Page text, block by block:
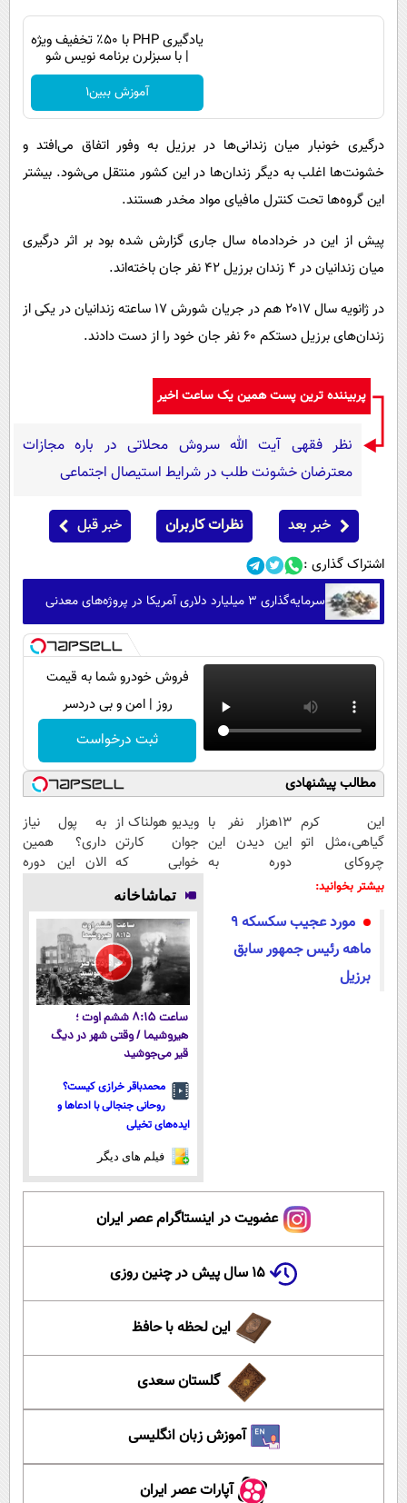
یادگیری PHP با ۵۰٪ تخفیف ویژه
| با سبزلرن برنامه نویس شو
آموزش ببین1
درگیری خونبار میان زندانی‌ها در برزیل به وفور اتفاق می‌افتد و
خشونت‌ها اغلب به دیگر زندان‌ها در این کشور منتقل می‌شود. بیشتر
این گروه‌ها تحت کنترل مافیای مواد مخدر هستند.
پیش از این در خردادماه سال جاری گزارش شده بود بر اثر درگیری
میان زندانیان در ۴ زندان برزیل ۴۲ نفر جان باخته‌اند.
در ژانویه سال ۲۰۱۷ هم در جریان شورش ۱۷ ساعته زندانیان در یکی از
زندان‌های برزیل دستکم ۶۰ نفر جان خود را از دست دادند.
پربیننده ترین پست همین یک ساعت اخیر
نظر فقهی آیت الله سروش محلاتی در باره مجازات
معترضان خشونت طلب در شرایط استیصال اجتماعی
خبر بعد نظرات کاربران خبر قبل
اشتراک گذاری :
سرمایه‌گذاری ۳ میلیارد دلاری آمریکا در پروژه‌های معدنی
فروش خودرو شما به قیمت
روز | امن و بی دردسر
ثبت درخواست
مطالب پیشنهادی
این کرم
گیاهی،مثل اتو
چروکای
پوستتوصاف
13هزار نفر با
این دیدن این
دوره به
ثبت‌‌نام رایگان
ویدیو هولناک از
جوان کارتن
خوابی که
میلیاردر شد.
آموزش رایگان
به پول نیاز
داری؟ همین
الان این دوره
نشده!
بیشتر بخوانید:
مورد عجیب سکسکه ۹
ماهه رئیس جمهور سابق
برزیل
تماشاخانه
ساعت ۸:۱۵ ششم اوت ؛
هیروشیما / وقتی شهر در دیگ
قیر می‌جوشید
محمدباقر خرازی کیست؟
روحانی جنجالی با ادعاها و
ایده‌های تخیلی
فیلم های دیگر
عضویت در اینستاگرام عصر ایران
۱۵ سال پیش در چنین روزی
این لحظه با حافظ
گلستان سعدی
آموزش زبان انگلیسی
آپارات عصر ایران